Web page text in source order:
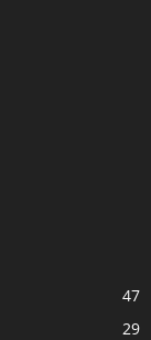
47
29